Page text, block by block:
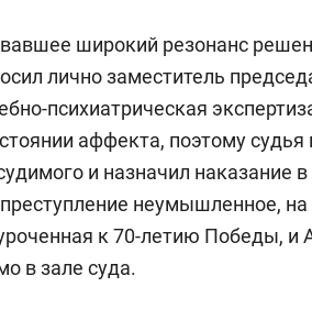
широкий резонанс
лично заместитель
психиатрическая
аффекта, поэтому
и назначил наказание
неумышленное,
к 70-летию Победы, и
в зале суда.